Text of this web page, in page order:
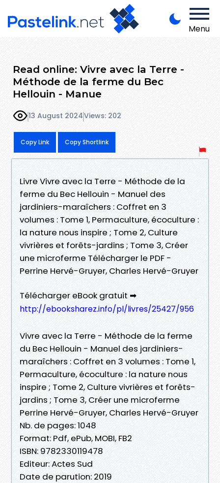
Menu
Read online: Vivre avec la Terre -
Méthode de la ferme du Bec
Hellouin - Manue
13 August 2024Views: 202
Copy Link Copy Shortlink
Livre Vivre avec la Terre - Méthode de la
ferme du Bec Hellouin - Manuel des
jardiniers-maraîchers : Coffret en 3
volumes : Tome 1, Permaculture, écoculture :
la nature nous inspire ; Tome 2, Culture
vivrières et forêts-jardins ; Tome 3, Créer
une microferme Télécharger le PDF -
Perrine Hervé-Gruyer, Charles Hervé-Gruyer
Télécharger eBook gratuit ➡
http://ebooksharez.info/pl/livres/25427/956
Vivre avec la Terre - Méthode de la ferme
du Bec Hellouin - Manuel des jardiniers-
maraîchers : Coffret en 3 volumes : Tome 1,
Permaculture, écoculture : la nature nous
inspire ; Tome 2, Culture vivrières et forêts-
jardins ; Tome 3, Créer une microferme
Perrine Hervé-Gruyer, Charles Hervé-Gruyer
Nb. de pages: 1048
Format: Pdf, ePub, MOBI, FB2
ISBN: 9782330119478
Editeur: Actes Sud
Date de parution: 2019